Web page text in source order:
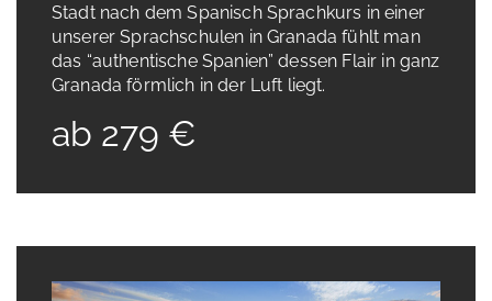
Stadt nach dem Spanisch Sprachkurs in einer
unserer Sprachschulen in Granada fühlt man
das “authentische Spanien” dessen Flair in ganz
Granada förmlich in der Luft liegt.
ab 279 €